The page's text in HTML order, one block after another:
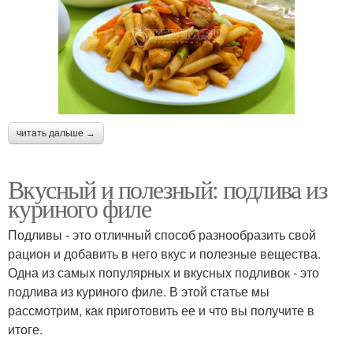
читать дальше →
Вкусный и полезный: подлива из
куриного филе
Подливы - это отличный способ разнообразить свой
рацион и добавить в него вкус и полезные вещества.
Одна из самых популярных и вкусных подливок - это
подлива из куриного филе. В этой статье мы
рассмотрим, как приготовить ее и что вы получите в
итоге.